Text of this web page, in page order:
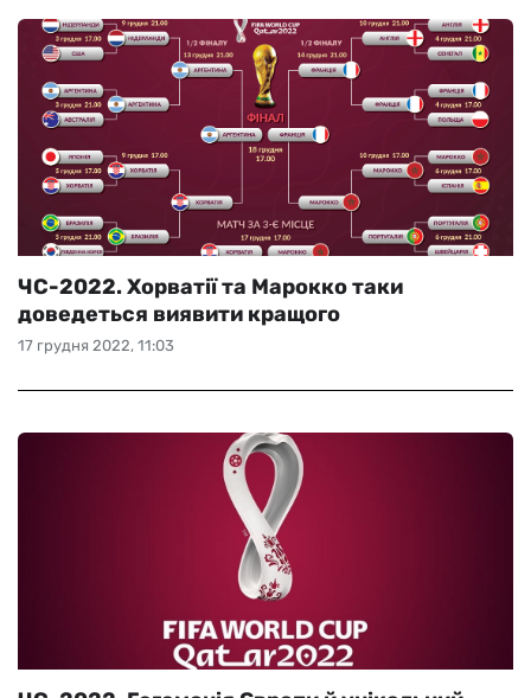
17 грудня 2022, 11:03
ЧС-2022. Хорватії та Марокко таки
доведеться виявити кращого